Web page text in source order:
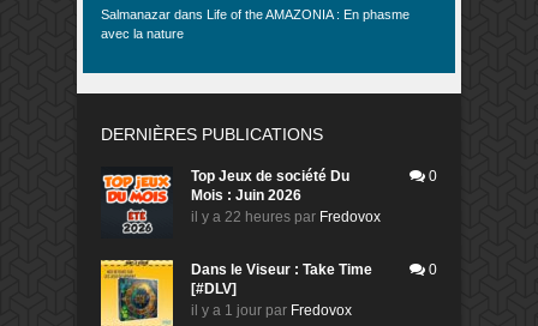
Salmanazar dans Life of the AMAZONIA : En phasme
avec la nature
DERNIÈRES PUBLICATIONS
Top Jeux de société Du
Mois : Juin 2026
il y a 22 heures par Fredovox
0
Dans le Viseur : Take Time
[#DLV]
il y a 1 jour par Fredovox
0